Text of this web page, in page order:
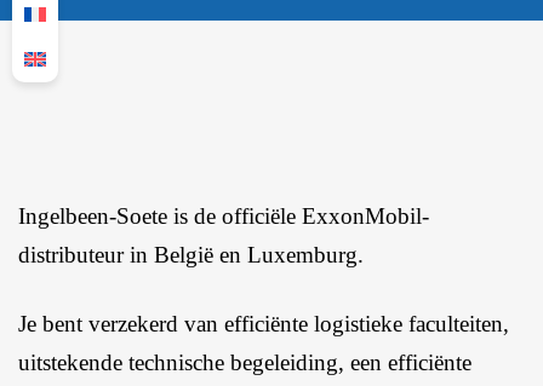
Ingelbeen-Soete is de officiële ExxonMobil-
distributeur in België en Luxemburg.
Je bent verzekerd van efficiënte logistieke faculteiten,
uitstekende technische begeleiding, een efficiënte